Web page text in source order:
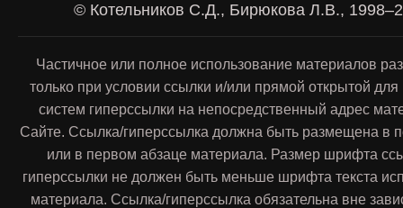
© Котельников С.Д., Бирюкова Л.В.,
Частичное или полное использование материалов
только при условии ссылки и/или прямой открытой
систем гиперссылки на непосредственный адрес
Сайте. Ссылка/гиперссылка должна быть размещена в
или в первом абзаце материала. Размер шрифта
гиперссылки не должен быть меньше шрифта текста
материала. Ссылка/гиперссылка обязательна вне